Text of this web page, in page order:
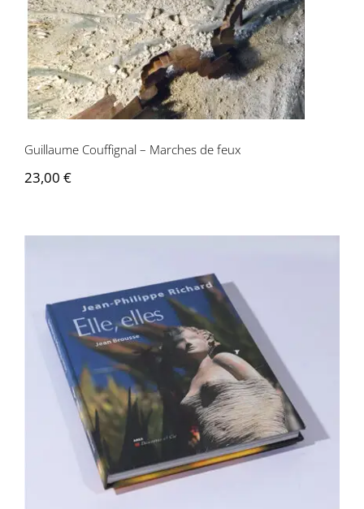
Guillaume Couffignal – Marches de feux
23,00 €
Jean-Philippe Richard – Elle, elles